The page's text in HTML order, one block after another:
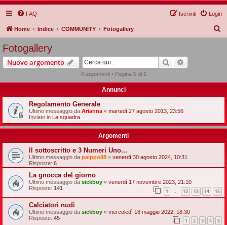
FAQ Login
Iscriviti
Home Indice COMMUNITY Fotogallery
Fotogallery
Nuovo argomento Cerca
6 argomenti • Pagina 1 di 1
Annunci
Regolamento Generale
Ultimo messaggio da Arianna « martedì 27 agosto 2013, 23:56
Inviato in La squadra
Argomenti
Il sottoscritto e 3 Numeri Uno...
Ultimo messaggio da paippo88 « venerdì 30 agosto 2024, 10:31
Risposte: 6
La gnocca del giorno
Ultimo messaggio da sickboy « venerdì 17 novembre 2023, 21:10
Risposte: 141 1 … 12 13 14 15
Calciatori nudi
Ultimo messaggio da sickboy « mercoledì 18 maggio 2022, 18:30
Risposte: 45 1 2 3 4 5